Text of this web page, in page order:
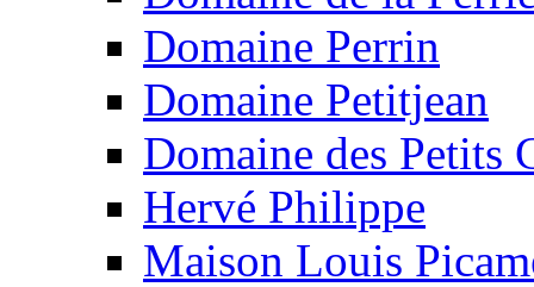
Domaine Perrin
Domaine Petitjean
Domaine des Petits
Hervé Philippe
Maison Louis